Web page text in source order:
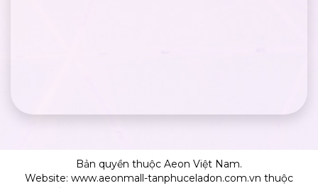
Bản quyền thuộc Aeon Việt Nam.
Website: www.aeonmall-tanphuceladon.com.vn thuộc